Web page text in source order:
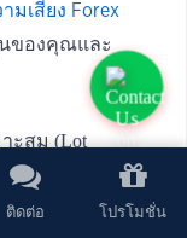
มเสี่ยง Forex
ของคุณและ
ะสม (Lot
าที่คุณจะ
มีขนาดเล็ก
ติดต่อ โปรโมชั่น